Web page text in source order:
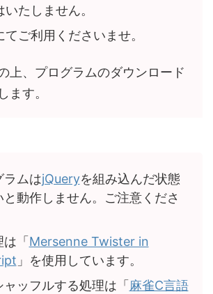
たしません。
てご利用くださいませ。
上、プログラムのダウンロード
ます。
ラムはjQueryを組み込んだ状態
と動作しません。ご注意くださ
「 Mersenne Twister in
」を使用しています。
ャッフルする処理は「 麻雀C言語